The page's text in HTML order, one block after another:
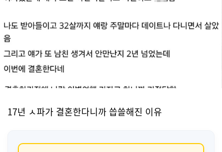
17년 ㅅ파가 결혼한다니까 씁쓸해진 이유